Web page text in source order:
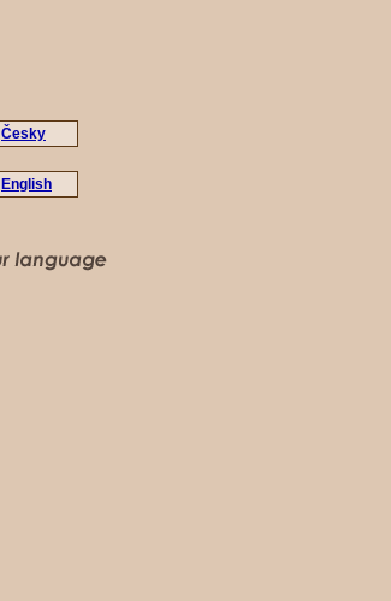
Česky
English